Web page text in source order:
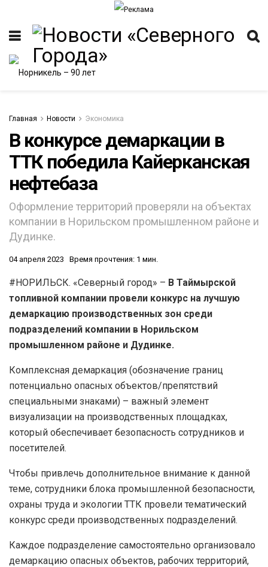
Главная Новости Экономика
В конкурсе демаркации в
ТТК победила Кайерканская
нефтебаза
Оформление территорий проверяли на объектах
компании в Норильском промышленном районе и
Дудинке.
04 апреля 2023 Время прочтения: 1 мин.
#НОРИЛЬСК. «Северный город» – В Таймырской
топливной компании провели конкурс на лучшую
демаркацию производственных зон среди
подразделений компании в Норильском
промышленном районе и Дудинке.
Комплексная демаркация (обозначение границ
потенциально опасных объектов/препятствий
специальными знаками) – важный элемент
визуализации на производственных площадках,
который обеспечивает безопасность сотрудников и
посетителей.
Чтобы привлечь дополнительное внимание к данной
теме, сотрудники блока промышленной безопасности,
охраны труда и экологии ТТК провели тематический
конкурс среди производственных подразделений.
Каждое подразделение самостоятельно организовало
демаркацию опасных объектов, рабочих территорий,